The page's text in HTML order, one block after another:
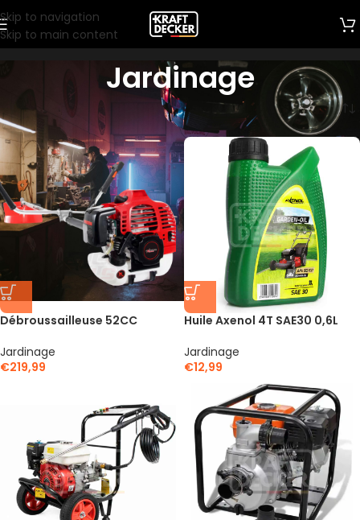
Skip to navigation
Skip to main content
Jardinage
Accueil Jardinage
Débroussailleuse 52CC
Jardinage
€219,99
Huile Axenol 4T SAE30 0,6L
Jardinage
€12,99